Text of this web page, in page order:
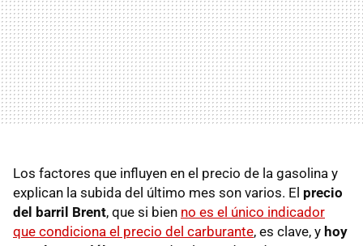
Los factores que influyen en el precio de la gasolina y
explican la subida del último mes son varios. El precio
del barril Brent, que si bien no es el único indicador
que condiciona el precio del carburante, es clave, y hoy